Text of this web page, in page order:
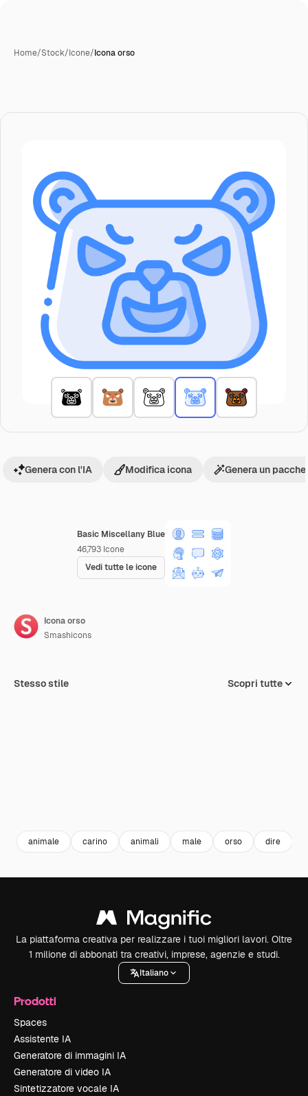
Home/Stock/Icone/Icona orso
Basic Miscellany Blue
46,793 Icone
Vedi tutte le icone
Genera con l'IA Modifica icona Genera un
Icona orso
Smashicons
Stesso stile Scopri tutte
animale carino animali male orso dire
La piattaforma creativa per realizzare i tuoi migliori lavori. Oltre
1 milione di abbonati tra creativi, imprese, agenzie e studi.
Italiano
Prodotti
Spaces
Assistente IA
Generatore di immagini IA
Generatore di video IA
Sintetizzatore vocale IA